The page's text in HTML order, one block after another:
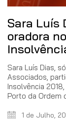
Sara Luís
oradora
Sara Luís Dias,
Associados,
Insolvência
Porto da Ordem
1 de Julho,